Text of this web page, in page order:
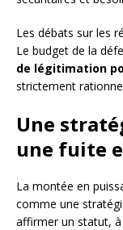
Les débats sur les
Le budget de la
de légitimation
strictement
Une
une fuite
La montée en
comme une
affirmer un statut,